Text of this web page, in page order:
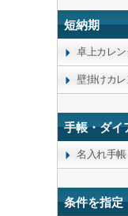
短納期
卓上カレン
壁掛けカ
手帳・ダイ
名入れ手
条件を指定